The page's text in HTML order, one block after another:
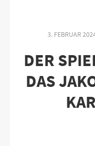
3. FEBRUAR
DER
DAS